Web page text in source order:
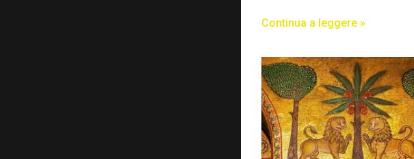
Continua a leggere »